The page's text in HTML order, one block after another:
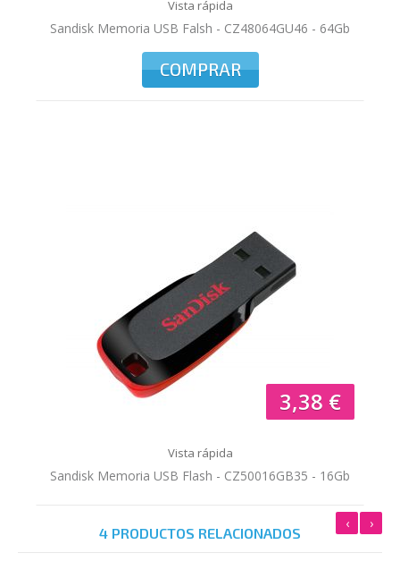
Vista rápida
Sandisk Memoria USB Falsh - CZ48064GU46 - 64Gb
COMPRAR
Vista rápida
3,38 €
Sandisk Memoria USB Flash - CZ50016GB35 - 16Gb
4 PRODUCTOS RELACIONADOS
‹ ›